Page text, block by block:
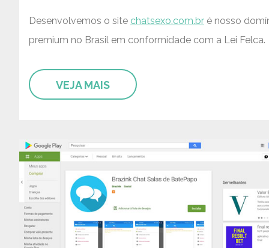
Desenvolvemos o site chatsexo.com.br é nosso
premium no Brasil em conformidade com a Lei Felca.
VEJA MAIS